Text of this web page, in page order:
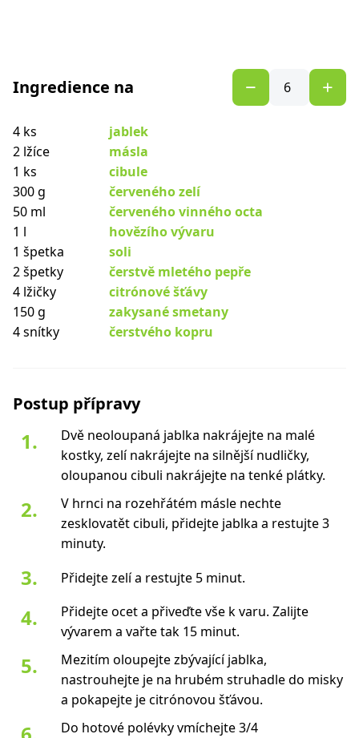
Ingredience na
4 ks
jablek
2 lžíce
másla
1 ks
cibule
300 g
červeného zelí
50 ml
červeného vinného octa
1 l
hovězího vývaru
1 špetka
soli
2 špetky
čerstvě mletého pepře
4 lžičky
citrónové šťávy
150 g
zakysané smetany
4 snítky
čerstvého kopru
Postup přípravy
Dvě neoloupaná jablka nakrájejte na malé
kostky, zelí nakrájejte na silnější nudličky,
oloupanou cibuli nakrájejte na tenké plátky.
V hrnci na rozehřátém másle nechte
zesklovatět cibuli, přidejte jablka a restujte 3
minuty.
Přidejte zelí a restujte 5 minut.
Přidejte ocet a přiveďte vše k varu. Zalijte
vývarem a vařte tak 15 minut.
Mezitím oloupejte zbývající jablka,
nastrouhejte je na hrubém struhadle do misky
a pokapejte je citrónovou šťávou.
Do hotové polévky vmíchejte 3/4